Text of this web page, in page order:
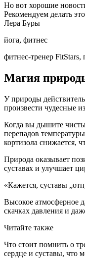
Но вот хорошие
Рекомендуем делать
Лера Буры
йога, фитнес
фитнес-тренер FitStars,
Магия
У природы
произвести чудесные
Когда вы дышите
перепадов
кортизола снижается,
Природа оказывает
суставах и улучшает
«Кажется, суставы
Высокое атмосферное
скачках давления и
Читайте также
Что стоит помнить о
сердце и суставы, что